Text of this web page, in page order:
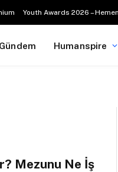
Youth Awards 2026 –
Gündem Humanspire
Mezunu Ne İş